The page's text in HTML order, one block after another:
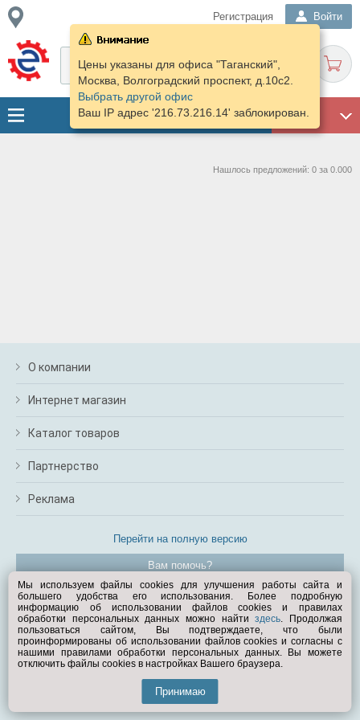
Регистрация Войти
ГАРАЖ
Цены указаны для офиса "Таганский",
Москва, Волгоградский проспект, д.10с2.
Выбрать другой офис
Ваш IP адрес '216.73.216.14' заблокирован.
Нашлось предложений: 0 за 0.000
О компании
Интернет магазин
Каталог товаров
Партнерство
Реклама
Перейти на полную версию
Вам помочь?
© Exist.ru 1998—2026
Мы используем файлы cookies для улучшения работы сайта и
большего удобства его использования. Более подробную
информацию об использовании файлов cookies и правилах
обработки персональных данных можно найтиздесь. Продолжая
пользоваться сайтом, Вы подтверждаете, что были
проинформированы об использовании файлов cookies и согласны с
нашими правилами обработки персональных данных. Вы можете
отключить файлы cookies в настройках Вашего браузера.
Принимаю